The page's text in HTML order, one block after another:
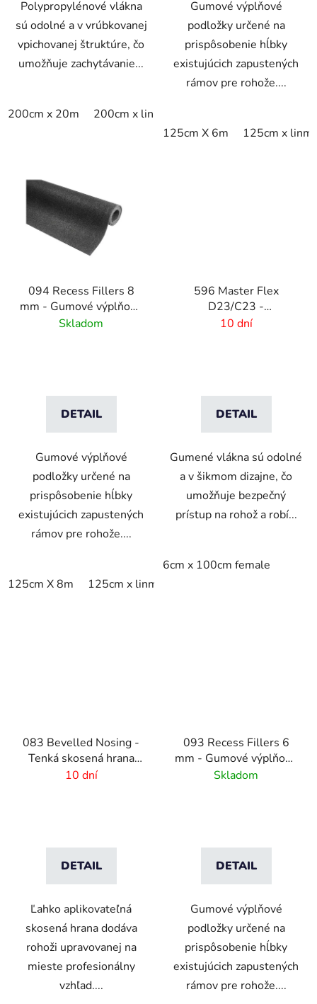
Polypropylénové vlákna
sú odolné a v vrúbkovanej
vpichovanej štruktúre, čo
umožňuje zachytávanie...
200cm x 20m 200cm x linm
Gumové výplňové
podložky určené na
prispôsobenie hĺbky
existujúcich zapustených
rámov pre rohože....
125cm X 6m 125cm x linm
094 Recess Fillers 8
mm - Gumové výplňové
podložky
Skladom
DETAIL
Gumové výplňové
podložky určené na
prispôsobenie hĺbky
existujúcich zapustených
rámov pre rohože....
125cm X 8m 125cm x linm
596 Master Flex
D23/C23 -
Bezpečnostné
10 dní
DETAIL
Gumené vlákna sú odolné
a v šikmom dizajne, čo
umožňuje bezpečný
prístup na rohož a robí...
6cm x 100cm female
083 Bevelled Nosing -
Tenká skosená hrana
pre rohože - 2 mm
10 dní
DETAIL
Ľahko aplikovateľná
skosená hrana dodáva
rohoži upravovanej na
mieste profesionálny
vzhľad....
093 Recess Fillers 6
mm - Gumové výplňové
podložky
Skladom
DETAIL
Gumové výplňové
podložky určené na
prispôsobenie hĺbky
existujúcich zapustených
rámov pre rohože....